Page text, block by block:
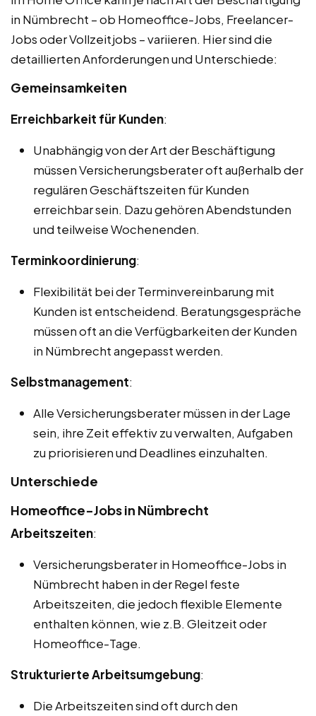
in Nümbrecht – ob Homeoffice-Jobs, Freelancer-
Jobs oder Vollzeitjobs – variieren. Hier sind die
detaillierten Anforderungen und Unterschiede:
Gemeinsamkeiten
Erreichbarkeit für Kunden:
Unabhängig von der Art der Beschäftigung
müssen Versicherungsberater oft außerhalb der
regulären Geschäftszeiten für Kunden
erreichbar sein. Dazu gehören Abendstunden
und teilweise Wochenenden.
Terminkoordinierung:
Flexibilität bei der Terminvereinbarung mit
Kunden ist entscheidend. Beratungsgespräche
müssen oft an die Verfügbarkeiten der Kunden
in Nümbrecht angepasst werden.
Selbstmanagement:
Alle Versicherungsberater müssen in der Lage
sein, ihre Zeit effektiv zu verwalten, Aufgaben
zu priorisieren und Deadlines einzuhalten.
Unterschiede
Homeoffice-Jobs in Nümbrecht
Arbeitszeiten:
Versicherungsberater in Homeoffice-Jobs in
Nümbrecht haben in der Regel feste
Arbeitszeiten, die jedoch flexible Elemente
enthalten können, wie z.B. Gleitzeit oder
Homeoffice-Tage.
Strukturierte Arbeitsumgebung:
Die Arbeitszeiten sind oft durch den